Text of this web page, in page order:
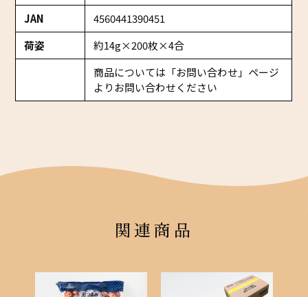
JAN
4560441390451
荷姿
約14g×200枚×4合
商品については「お問い合わせ」ページ
よりお問い合わせください
関連商品